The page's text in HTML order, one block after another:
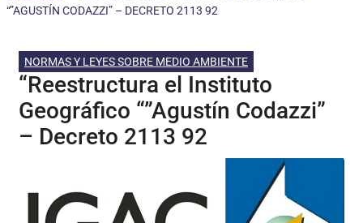
“”AGUSTÍN CODAZZI” – DECRETO 2113 92
NORMAS Y LEYES SOBRE MEDIO AMBIENTE
“Reestructura el Instituto
Geográfico “”Agustín Codazzi”
– Decreto 2113 92